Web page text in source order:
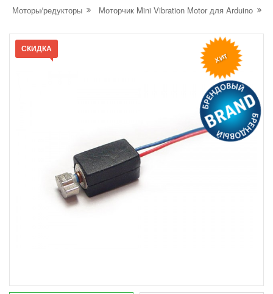
Моторы/редукторы
Моторчик Mini Vibration Motor для Arduino
ХИТ
СКИДКА